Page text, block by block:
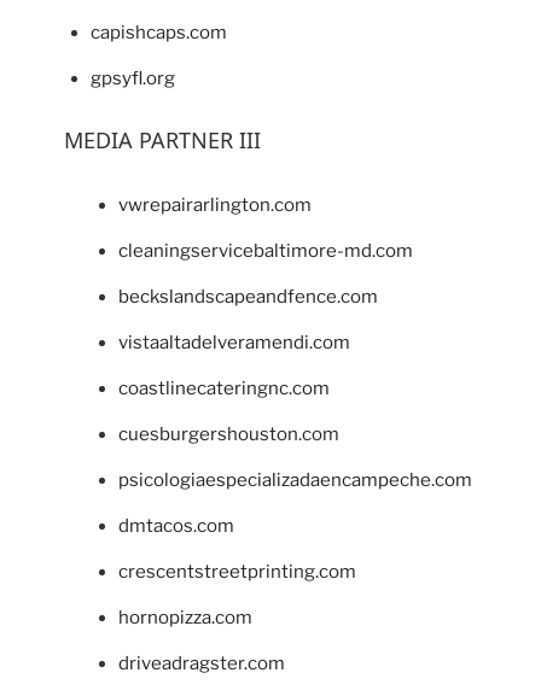
capishcaps.com
gpsyfl.org
MEDIA PARTNER III
vwrepairarlington.com
cleaningservicebaltimore-md.com
beckslandscapeandfence.com
vistaaltadelveramendi.com
coastlinecateringnc.com
cuesburgershouston.com
psicologiaespecializadaencampeche.com
dmtacos.com
crescentstreetprinting.com
hornopizza.com
driveadragster.com